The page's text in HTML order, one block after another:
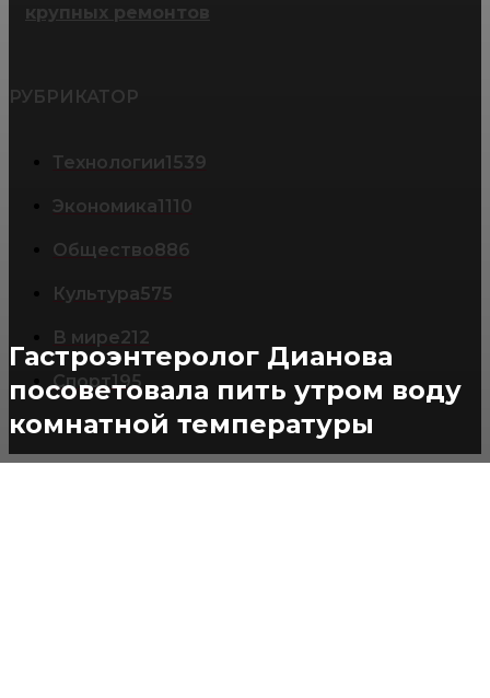
Гастроэнтеролог Дианова
посоветовала пить утром воду
комнатной температуры
крупных ремонтов
РУБРИКАТОР
Технологии1539
Экономика1110
Общество886
Культура575
В мире212
Спорт195